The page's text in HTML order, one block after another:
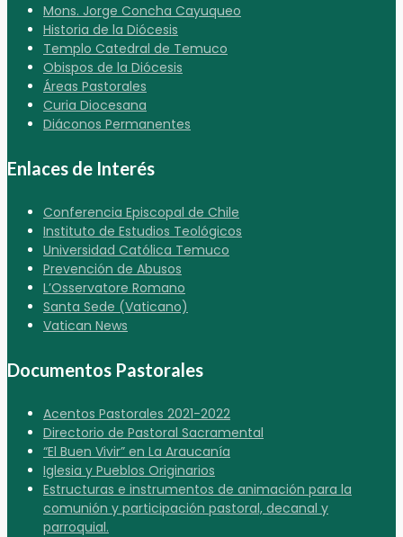
Mons. Jorge Concha Cayuqueo
Historia de la Diócesis
Templo Catedral de Temuco
Obispos de la Diócesis
Áreas Pastorales
Curia Diocesana
Diáconos Permanentes
Enlaces de Interés
Conferencia Episcopal de Chile
Instituto de Estudios Teológicos
Universidad Católica Temuco
Prevención de Abusos
L’Osservatore Romano
Santa Sede (Vaticano)
Vatican News
Documentos Pastorales
Acentos Pastorales 2021-2022
Directorio de Pastoral Sacramental
“El Buen Vivir” en La Araucanía
Iglesia y Pueblos Originarios
Estructuras e instrumentos de animación para la
comunión y participación pastoral, decanal y
parroquial.